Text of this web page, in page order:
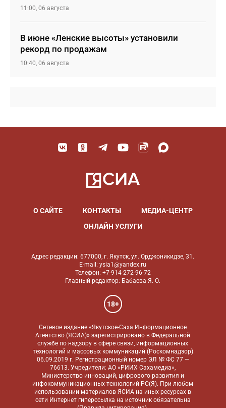
11:00, 06 августа
В июне «Ленские высоты» установили
рекорд по продажам
10:40, 06 августа
О САЙТЕ КОНТАКТЫ
МЕДИА-ЦЕНТР
ОНЛАЙН УСЛУГИ
Адрес редакции: 677000, г. Якутск, ул. Орджоникидзе, 31.
E-mail: ysia1@yandex.ru
Телефон: +7-914-272-96-72
Главный редактор: Бабаева Я. О.
18+
Сетевое издание «Якутское-Саха Информационное
Агентство (ЯСИА)» зарегистрировано в Федеральной
службе по надзору в сфере связи, информационных
технологий и массовых коммуникаций (Роскомнадзор)
06.09.2019 г. Регистрационный номер ЭЛ № ФС 77 —
76613. Учредители: АО «РИИХ Сахамедиа»,
Министерство инноваций, цифрового развития и
инфокоммуникационных технологий РС(Я). При любом
использовании материалов ЯСИА на иных ресурсах в
сети Интернет гиперссылка на источник обязательна